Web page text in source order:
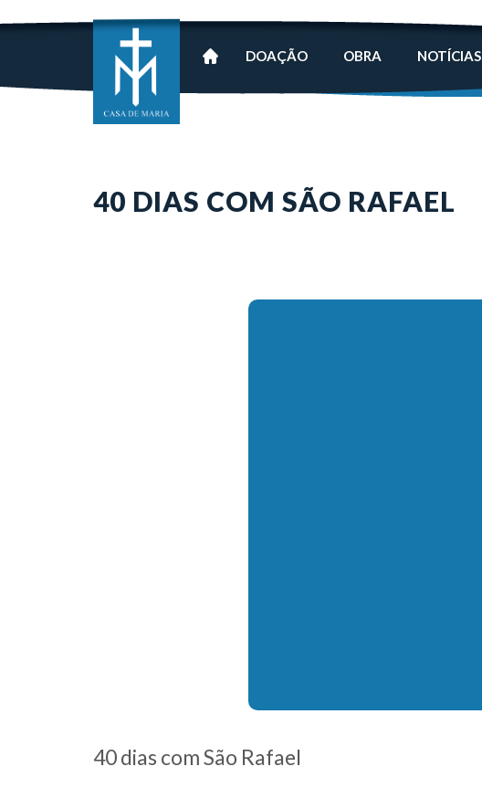
DOAÇÃO OBRA NOTÍCIAS
40 DIAS COM SÃO RAFAEL
40 dias com São Rafael